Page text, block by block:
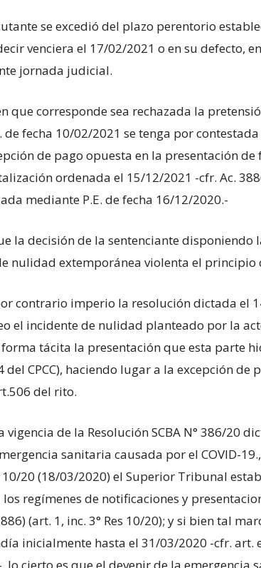
se excedió del plazo perentorio
venciera el 17/02/2021 o en su defecto,
jornada judicial.
que corresponde sea rechazada la
de fecha 10/02/2021 se tenga por
de pago opuesta en la presentación de
ordenada el 15/12/2021 -cfr. Ac.
mediante P.E. de fecha 16/12/2020.-
la decisión de la sentenciante disponiendo
nulidad extemporánea violenta el principio
contrario imperio la resolución dictada el
el incidente de nulidad planteado por la
forma tácita la presentación que esta parte
del CPCC), haciendo lugar a la excepción de
del rito.
vigencia de la Resolución SCBA N° 386/20
sanitaria causada por el COVID-
10/20 (18/03/2020) el Superior Tribunal
regímenes de notificaciones y
(art. 1, inc. 3° Res 10/20); y si bien tal
inicialmente hasta el 31/03/2020 -cfr. art.